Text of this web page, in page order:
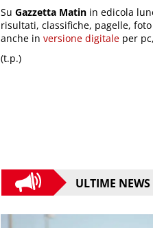
Su Gazzetta Matin in edicola
risultati, classifiche, pagelle,
anche in versione digitale per
(t.p.)
ULTIME NEWS